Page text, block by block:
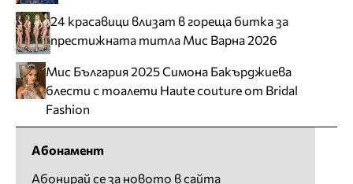
24 красавици влизат в гореща битка за
престижната титла Мис Варна 2026
Мис България 2025 Симона Бакърджиева
блести с тоалети Haute couture от Bridal
Fashion
Абонамент
Абонирай се за новото в сайта